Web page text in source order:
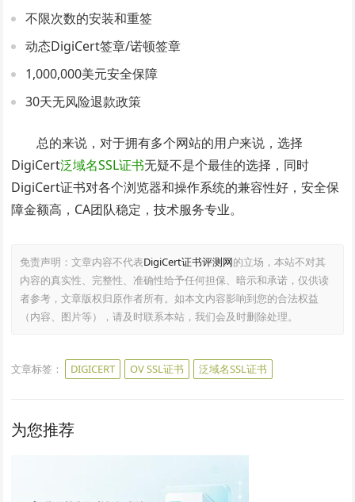
不限次数的安装和重签
动态DigiCert签章/诺顿签章
1,000,000美元安全保障
30天无风险退款政策
总的来说，对于拥有多个网站的用户来说，选择
DigiCert泛域名SSL证书无疑不是个最佳的选择，同时
DigiCert证书对各个浏览器和操作系统的兼容性好，安全保
障金额高，CA团队稳定，技术服务专业。
免责声明：文章内容不代表DigiCert证书评测网的立场，本站不对其
内容的真实性、完整性、准确性给予任何担保、暗示和承诺，仅供读
者参考，文章版权归原作者所有。如本文内容影响到您的合法权益
（内容、图片等），请及时联系本站，我们会及时删除处理。
文章标签： DIGICERT OV SSL证书 泛域名SSL证书
为您推荐